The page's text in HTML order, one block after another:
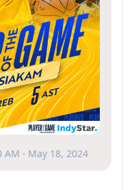
AM · May 18, 2024